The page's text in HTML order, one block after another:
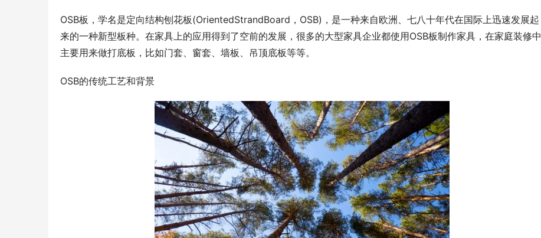
OSB板，学名是定向结构刨花板(OrientedStrandBoard，OSB)，是一种来自欧洲、七八十年代在国际上迅速发展起
来的一种新型板种。在家具上的应用得到了空前的发展，很多的大型家具企业都使用OSB板制作家具，在家庭装修中
主要用来做打底板，比如门套、窗套、墙板、吊顶底板等等。
OSB的传统工艺和背景